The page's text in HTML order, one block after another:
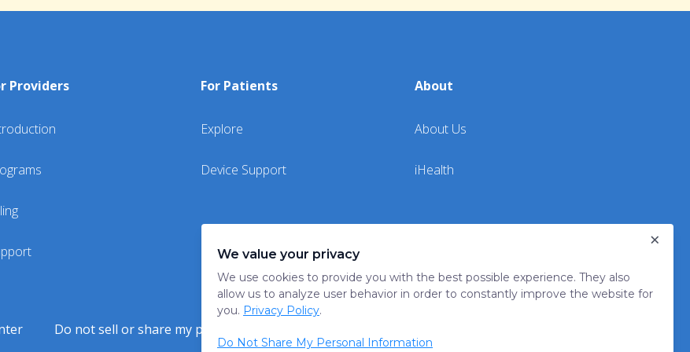
Providers For Patients
Explore
Device Support
About
About Us
iHealth
Do not sell or share my personal information
We value your privacy
We use cookies to provide you with the best possible experience. They also
allow us to analyze user behavior in order to constantly improve the website for
you. Privacy Policy.
Do Not Share My Personal Information
×